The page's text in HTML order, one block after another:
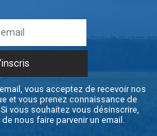
vous acceptez de recevoir nos
et vous prenez connaissance de
vous souhaitez vous désinscrire,
nous faire parvenir un email.